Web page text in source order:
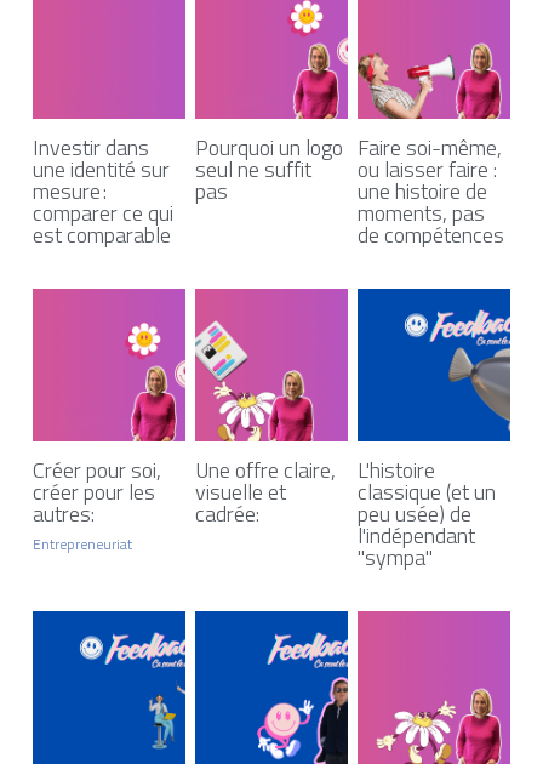
Investir dans
une identité sur
mesure :
comparer ce qui
est comparable
Pourquoi un logo
seul ne suffit
pas
Faire soi-même,
ou laisser faire :
une histoire de
moments, pas
de compétences
Créer pour soi,
créer pour les
autres:
Entrepreneuriat
Une offre claire,
visuelle et
cadrée:
L'histoire
classique (et un
peu usée) de
l'indépendant
"sympa"